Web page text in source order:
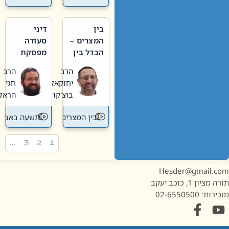
בין
המצרים –
הבדל בין
חדשה
לישנה
הרב
יחזקאל
בוצ'קו
בין המצרים
דיני
סעודה
מפסקת
תשעה
באב
הרב
חגי
הראל
תשעה באב
1, כוכב יעקב
02-6550500